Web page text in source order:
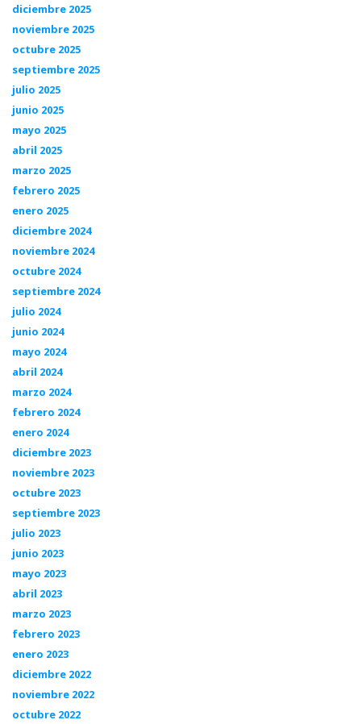
diciembre 2025
noviembre 2025
octubre 2025
septiembre 2025
julio 2025
junio 2025
mayo 2025
abril 2025
marzo 2025
febrero 2025
enero 2025
diciembre 2024
noviembre 2024
octubre 2024
septiembre 2024
julio 2024
junio 2024
mayo 2024
abril 2024
marzo 2024
febrero 2024
enero 2024
diciembre 2023
noviembre 2023
octubre 2023
septiembre 2023
julio 2023
junio 2023
mayo 2023
abril 2023
marzo 2023
febrero 2023
enero 2023
diciembre 2022
noviembre 2022
octubre 2022